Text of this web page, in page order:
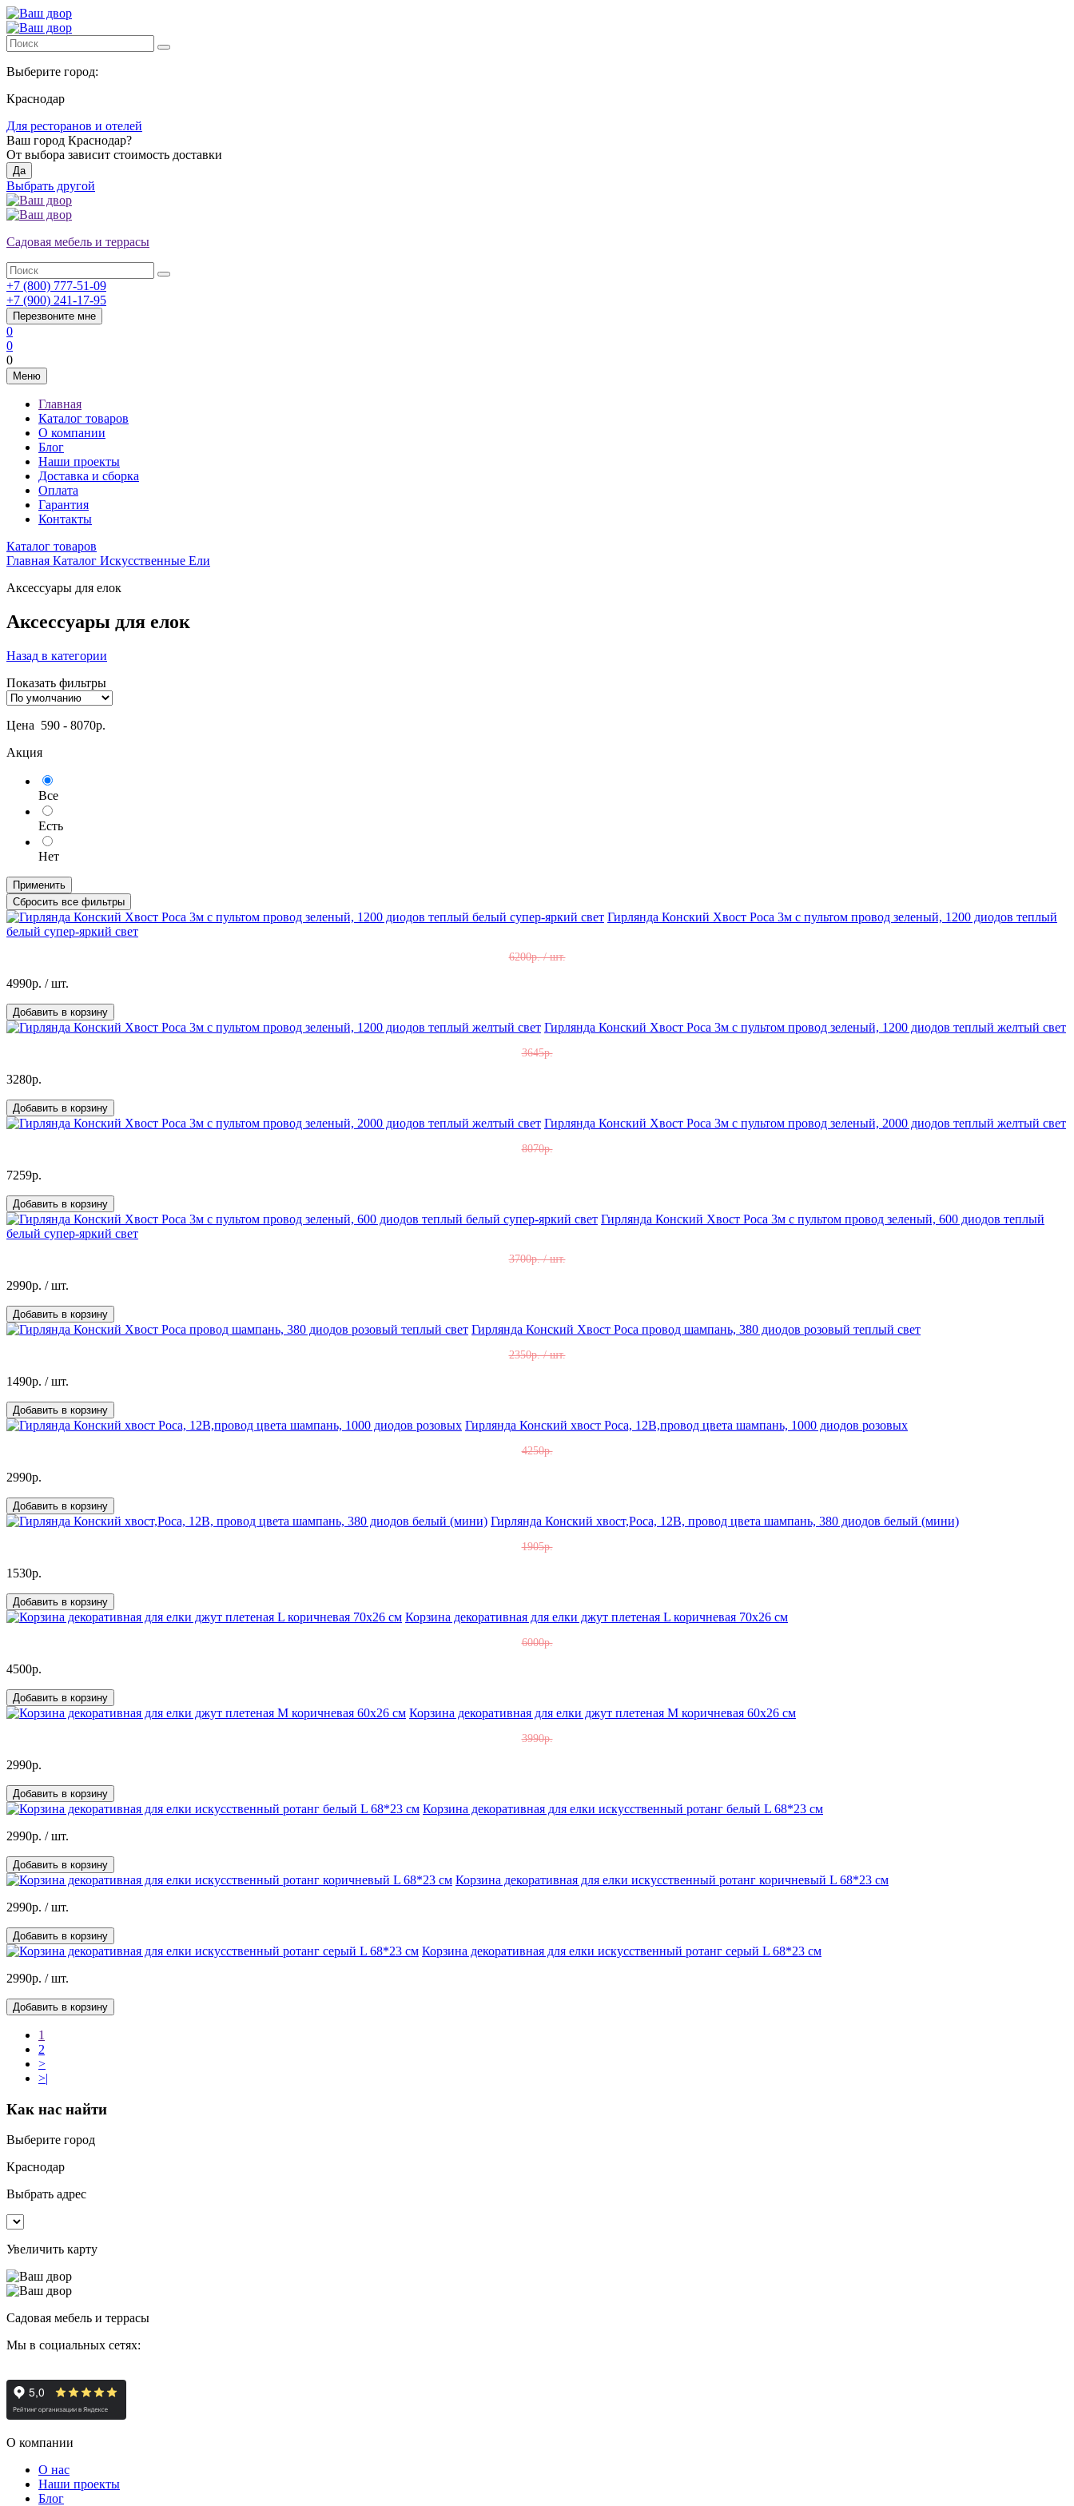
Выберите город:
Краснодар
Для ресторанов и отелей
Ваш город Краснодар?
От выбора зависит стоимость доставки
Да
Выбрать другой
Садовая мебель и террасы
+7 (800) 777-51-09
+7 (900) 241-17-95
Перезвоните мне
0
0
0
Меню
Главная
Каталог товаров
О компании
Блог
Наши проекты
Доставка и сборка
Оплата
Гарантия
Контакты
Каталог товаров
Главная Каталог Искусственные Ели
Аксессуары для елок
Аксессуары для елок
Назад в категории
Показать фильтры
Цена 590 - 8070р.
Акция
Все
Есть
Нет
Применить
Сбросить все фильтры
Гирлянда Конский Хвост Роса 3м с пультом провод зеленый, 1200 диодов теплый
белый супер-яркий свет
6200р. / шт.
4990р. / шт.
Добавить в корзину
Гирлянда Конский Хвост Роса 3м с пультом провод зеленый, 1200 диодов теплый желтый свет
3645р.
3280р.
Добавить в корзину
Гирлянда Конский Хвост Роса 3м с пультом провод зеленый, 2000 диодов теплый желтый свет
8070р.
7259р.
Добавить в корзину
Гирлянда Конский Хвост Роса 3м с пультом провод зеленый, 600 диодов теплый
белый супер-яркий свет
3700р. / шт.
2990р. / шт.
Добавить в корзину
Гирлянда Конский Хвост Роса провод шампань, 380 диодов розовый теплый свет
2350р. / шт.
1490р. / шт.
Добавить в корзину
Гирлянда Конский хвост Роса, 12В,провод цвета шампань, 1000 диодов розовых
4250р.
2990р.
Добавить в корзину
Гирлянда Конский хвост,Роса, 12В, провод цвета шампань, 380 диодов белый (мини)
1905р.
1530р.
Добавить в корзину
Корзина декоративная для елки джут плетеная L коричневая 70х26 см
6000р.
4500р.
Добавить в корзину
Корзина декоративная для елки джут плетеная M коричневая 60х26 см
3990р.
2990р.
Добавить в корзину
Корзина декоративная для елки искусственный ротанг белый L 68*23 см
2990р. / шт.
Добавить в корзину
Корзина декоративная для елки искусственный ротанг коричневый L 68*23 см
2990р. / шт.
Добавить в корзину
Корзина декоративная для елки искусственный ротанг серый L 68*23 см
2990р. / шт.
Добавить в корзину
1
2
>
>|
Как нас найти
Выберите город
Краснодар
Выбрать адрес
Увеличить карту
Садовая мебель и террасы
Мы в социальных сетях:
О компании
О нас
Наши проекты
Блог